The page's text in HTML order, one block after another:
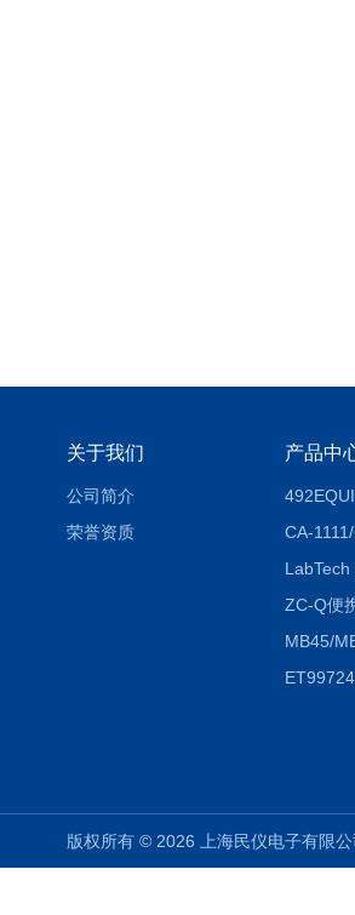
关于我们
公司简介
荣誉资质
产品中
ZC-Q便
版权所有 © 2026 上海民仪电子有